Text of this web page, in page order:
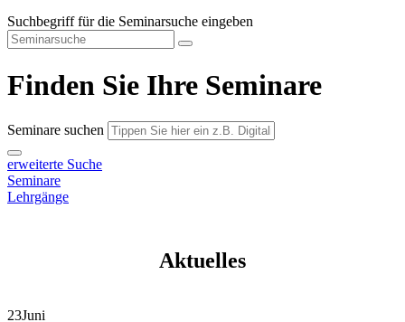
Suchbegriff für die Seminarsuche eingeben
Finden Sie Ihre Seminare
Seminare suchen
erweiterte Suche
Seminare
Lehrgänge
Aktuelles
23Juni